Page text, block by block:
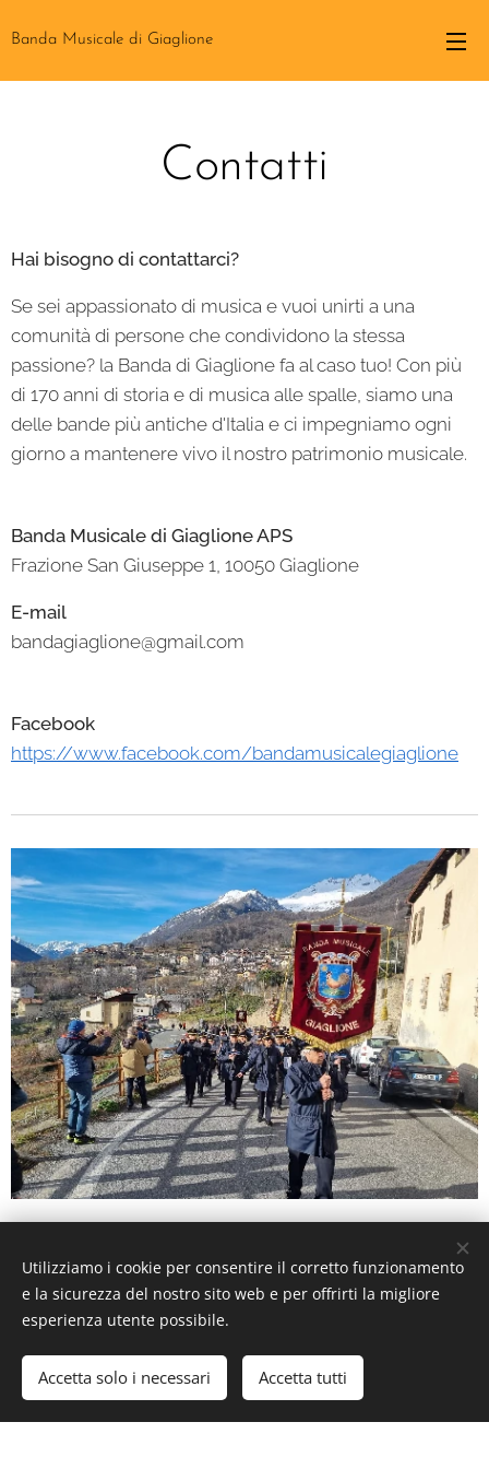
Banda Musicale di Giaglione
Contatti
Hai bisogno di contattarci?
Se sei appassionato di musica e vuoi unirti a una
comunità di persone che condividono la stessa
passione? la Banda di Giaglione fa al caso tuo! Con più
di 170 anni di storia e di musica alle spalle, siamo una
delle bande più antiche d'Italia e ci impegniamo ogni
giorno a mantenere vivo il nostro patrimonio musicale.
Banda Musicale di Giaglione APS
Frazione San Giuseppe 1, 10050 Giaglione
E-mail
bandagiaglione@gmail.com
Facebook
https://www.facebook.com/bandamusicalegiaglione
Immagini fornite daPexels
Creato con
Webnode Cookies
Crea il tuo sito web gratis! Inizia
Utilizziamo i cookie per consentire il corretto funzionamento
e la sicurezza del nostro sito web e per offrirti la migliore
esperienza utente possibile.
Accetta solo i necessari Accetta tutti